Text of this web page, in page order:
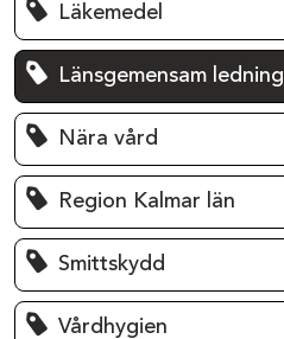
Läkemedel
Länsgemensam ledning
Nära vård
Region Kalmar län
Smittskydd
Vårdhygien